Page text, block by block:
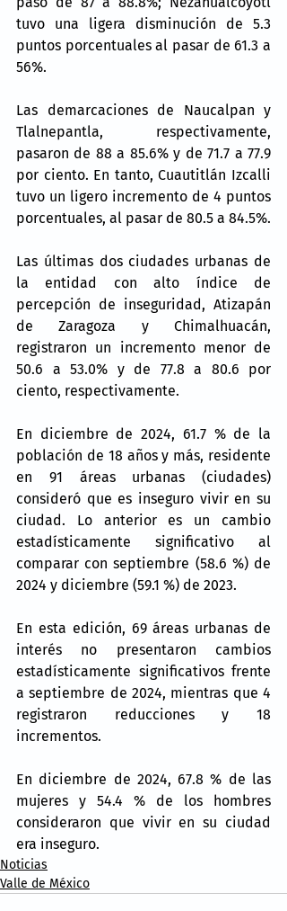
tuvo una ligera disminución de 5.3
puntos porcentuales al pasar de 61.3 a
56%.
Las demarcaciones de Naucalpan y
Tlalnepantla, respectivamente,
pasaron de 88 a 85.6% y de 71.7 a 77.9
por ciento. En tanto, Cuautitlán Izcalli
tuvo un ligero incremento de 4 puntos
porcentuales, al pasar de 80.5 a 84.5%.
Las últimas dos ciudades urbanas de
la entidad con alto índice de
percepción de inseguridad, Atizapán
de Zaragoza y Chimalhuacán,
registraron un incremento menor de
50.6 a 53.0% y de 77.8 a 80.6 por
ciento, respectivamente.
En diciembre de 2024, 61.7 % de la
población de 18 años y más, residente
en 91 áreas urbanas (ciudades)
consideró que es inseguro vivir en su
ciudad. Lo anterior es un cambio
estadísticamente significativo al
comparar con septiembre (58.6 %) de
2024 y diciembre (59.1 %) de 2023.
En esta edición, 69 áreas urbanas de
interés no presentaron cambios
estadísticamente significativos frente
a septiembre de 2024, mientras que 4
registraron reducciones y 18
incrementos.
En diciembre de 2024, 67.8 % de las
mujeres y 54.4 % de los hombres
consideraron que vivir en su ciudad
era inseguro.
Noticias
Valle de México